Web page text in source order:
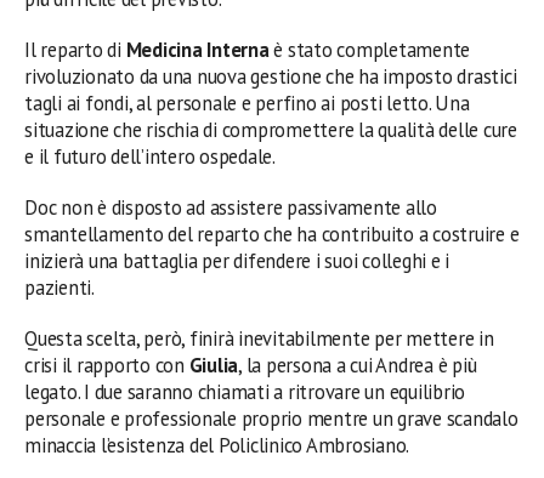
Il reparto di Medicina Internaè stato completamente
rivoluzionato da una nuova gestione che ha imposto drastici
tagli ai fondi, al personale e perfino ai posti letto. Una
situazione che rischia di compromettere la qualità delle cure
e il futuro dell’intero ospedale.
Doc non è disposto ad assistere passivamente allo
smantellamento del reparto che ha contribuito a costruire e
inizierà una battaglia per difendere i suoi colleghi e i
pazienti.
Questa scelta, però, finirà inevitabilmente per mettere in
crisi il rapporto con Giulia, la persona a cui Andrea è più
legato. I due saranno chiamati a ritrovare un equilibrio
personale e professionale proprio mentre un grave scandalo
minaccia l’esistenza del Policlinico Ambrosiano.